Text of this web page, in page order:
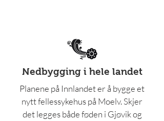
Nedbygging i hele landet
Planene på Innlandet er å bygge et
nytt fellessykehus på Moelv. Skjer
det legges både føden i Gjøvik og